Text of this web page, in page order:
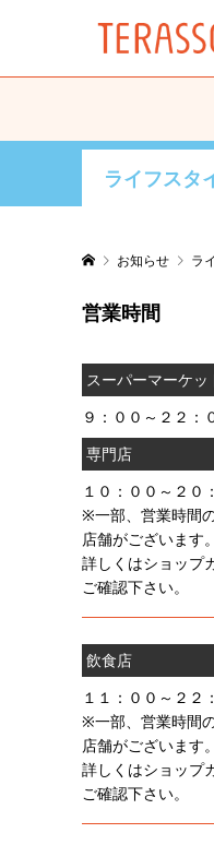
ライフスタ
お知らせ ラ
営業時間
スーパーマーケッ
９：００～２２：
専門店
１０：００～２０
※一部、営業時間
店舗がございます。
詳しくはショップ
ご確認下さい。
飲食店
１１：００～２２
※一部、営業時間
店舗がございます。
詳しくはショップ
ご確認下さい。